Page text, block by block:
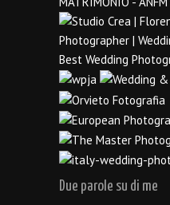
Due parole su di me